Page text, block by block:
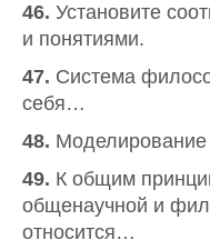
46. Установите
и понятиями.
47. Система
себя…
48.
49. К общим
общенаучной и
относится…